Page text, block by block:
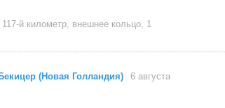
й километр, внешнее кольцо, 1
(Новая Голландия) 6 августа